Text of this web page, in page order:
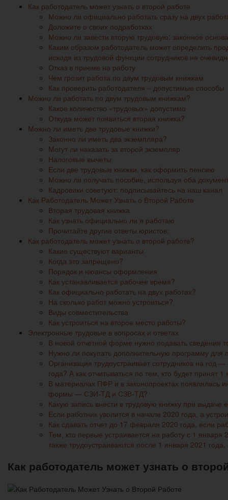
Как работодатель может узнать о второй работе
Можно ли официально работать сразу на двух
Доложите о своих подработках
Можно ли завести вторую трудовую: законное
Каким образом работодатель может определить
исходя из трудовой функции сотрудников не
Отказ в приеме на работу
Чем грозит работа по двум трудовым книжкам
Как проверить работодателя – допустимые способы
Можно ли работать по двум трудовым книжкам?
Какое количество «трудовых» допустимо
Откуда может появиться вторая книжка?
Можно ли иметь две трудовые книжки?
Законно ли иметь два экземпляра?
Могут ли наказать за второй экземпляр
Налоговые вычеты
Если две трудовые книжки, как оформить пенсию
Можно ли получать пособие, используя оба
Кадровики советуют: подписывайтесь на наш канал
Как Работодатель Может Узнать о Второй Работе
Вторая трудовая книжка
Как узнать официально ли я работаю
Прочитайте другие ответы юристов:
Как работодатель может узнать о второй работе?
Какие существуют варианты
Когда это запрещено?
Порядок и нюансы оформления
Как устанавливается рабочее время?
Как официально работать на двух работах?
На сколько работ можно устроиться?
Виды совместительства
Как устроиться на второе место работы?
Электронные трудовые в вопросах и ответах
В новой отчетной форме нужно подавать сведения
Нужно ли покупать дополнительную программу для
Организация трудоустраивает сотрудников на
года? А как отчитываться по тем, кто будет принят
В материалах ПФР и в законопроектах появлялась
формы — СЗИ-ТД и СЗВ-ТД?
Какую запись внести в трудовую книжку при выдаче
Если работник уволится в начале 2020 года, а
Как сдавать отчет до 17 февраля 2020 года, если
Тем, кто первые устраивается на работу с 1 января
также трудоустраиваются после 1 января 2021
Как работодатель может узнать о